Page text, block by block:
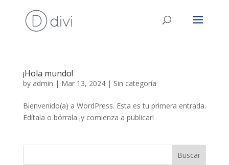
¡Hola mundo!
by admin | Mar 13, 2024| Sin categoría
Bienvenido(a) a WordPress. Esta es tu primera entrada.
Edítala o bórrala ¡y comienza a publicar!
Buscar